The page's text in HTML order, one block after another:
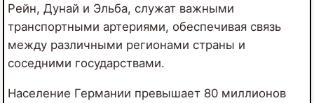
Рейн, Дунай и Эльба, служат важными
транспортными артериями, обеспечивая связь
между различными регионами страны и
соседними государствами.
Население Германии превышает 80 миллионов